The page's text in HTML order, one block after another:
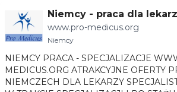
Niemcy - praca dla
acje
www.pro-medicus.org
Niemcy
NIEMCY PRACA - SPECJALIZACJE WWW.PRO-
MEDICUS.ORG ATRAKCYJNE OFERTY PRACY W
NIEMCZECH DLA LEKARZY SPECJALISTÓW,